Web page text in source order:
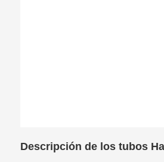
Descripción de los tubos